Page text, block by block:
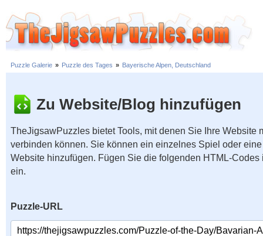
Puzzle Galerie » Puzzle des Tages » Bayerische Alpen, Deutschland
Zu Website/Blog hinzufügen
TheJigsawPuzzles bietet Tools, mit denen Sie Ihre Website
verbinden können. Sie können ein einzelnes Spiel oder
Website hinzufügen. Fügen Sie die folgenden HTML-
ein.
Puzzle-URL